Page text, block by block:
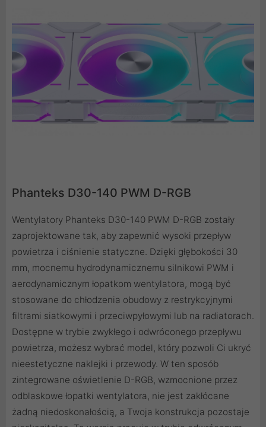
Phanteks D30-140 PWM D-RGB
Wentylatory Phanteks D30-140 PWM D-RGB zostały
zaprojektowane tak, aby zapewnić wysoki przepływ
powietrza i ciśnienie statyczne. Dzięki głębokości 30
mm, mocnemu hydrodynamicznemu silnikowi PWM i
aerodynamicznym łopatkom wentylatora, mogą być
stosowane do chłodzenia obudowy z restrykcyjnymi
filtrami siatkowymi i przeciwpyłowymi lub na radiatorach.
Dostępne w trybie zwykłego i odwróconego przepływu
powietrza, możesz wybrać model, który pozwoli Ci ukryć
nieestetyczne naklejki i przewody. W ten sposób
zintegrowane oświetlenie D-RGB, wzmocnione przez
odblaskowe łopatki wentylatora, nie jest zakłócane
żadną niedoskonałością, a Twoja konstrukcja pozostaje